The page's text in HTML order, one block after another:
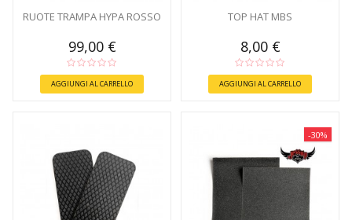
RUOTE TRAMPA HYPA ROSSO
99,00 €
AGGIUNGI AL CARRELLO
TOP HAT MBS
8,00 €
AGGIUNGI AL CARRELLO
-30%